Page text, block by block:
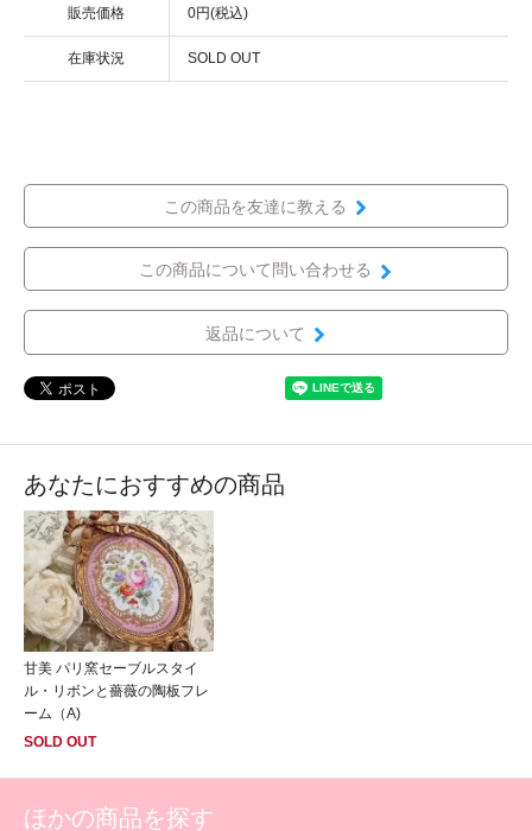
販売価格 0円(税込)
在庫状況 SOLD OUT
この商品を友達に教える
この商品について問い合わせる
返品について
あなたにおすすめの商品
甘美 パリ窯セーブルスタイ
ル・リボンと薔薇の陶板フレ
ーム（A)
SOLD OUT
ほかの商品を探す